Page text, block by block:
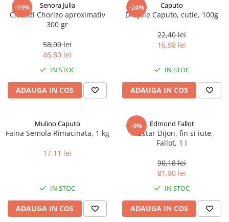
-19% Senora Julia
Carnati Chorizo aproximativ
300 gr
58,00 lei
46,80 lei
IN STOC
ADAUGA IN COS
-24% Caputo
Drojdie Caputo, cutie, 100g
22,40 lei
16,98 lei
IN STOC
ADAUGA IN COS
Mulino Caputo
Faina Semola Rimacinata, 1 kg
17,11 lei
IN STOC
ADAUGA IN COS
-9% Edmond Fallot
Mustar Dijon, fin si iute,
Fallot, 1 l
90,18 lei
81,80 lei
IN STOC
ADAUGA IN COS